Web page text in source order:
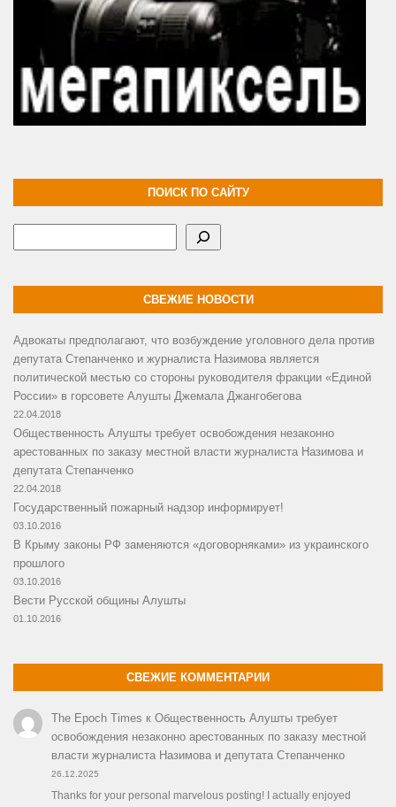
ПОИСК ПО САЙТУ
СВЕЖИЕ НОВОСТИ
Адвокаты предполагают, что возбуждение уголовного дела против
депутата Степанченко и журналиста Назимова является
политической местью со стороны руководителя фракции «Единой
России» в горсовете Алушты Джемала Джангобегова
22.04.2018
Общественность Алушты требует освобождения незаконно
арестованных по заказу местной власти журналиста Назимова и
депутата Степанченко
22.04.2018
Государственный пожарный надзор информирует!
03.10.2016
В Крыму законы РФ заменяются «договорняками» из украинского
прошлого
03.10.2016
Вести Русской общины Алушты
01.10.2016
СВЕЖИЕ КОММЕНТАРИИ
The Epoch Times к Общественность Алушты требует
освобождения незаконно арестованных по заказу местной
власти журналиста Назимова и депутата Степанченко
26.12.2025
Thanks for your personal marvelous posting! I actually enjoyed